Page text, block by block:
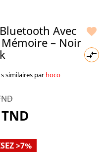


Avec
– Noir
similaires parhoco
>7%